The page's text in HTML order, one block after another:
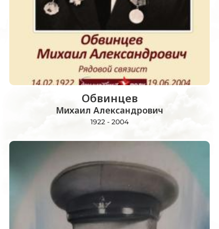
Обвинцев
Михаил Александрович
1922 - 2004